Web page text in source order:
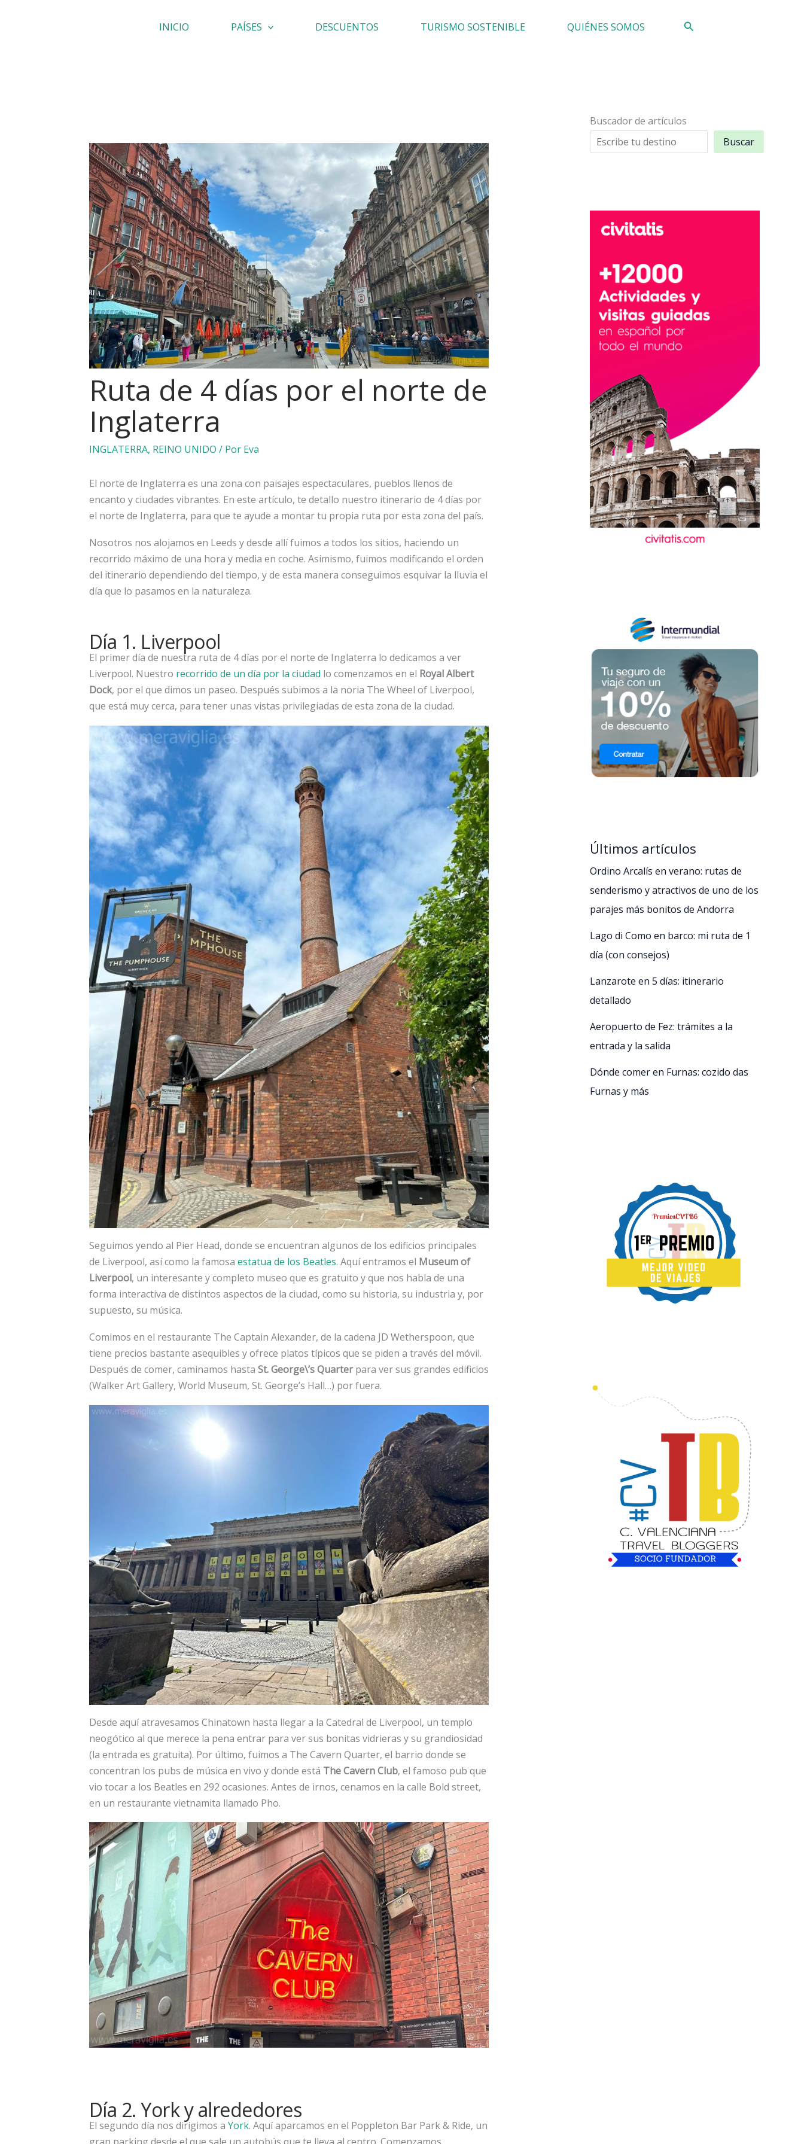
INICIO PAÍSES DESCUENTOS TURISMO SOSTENIBLE QUIÉNES SOMOS Buscar
Ruta de 4 días por el norte de
Inglaterra
INGLATERRA, REINO UNIDO / Por Eva
El norte de Inglaterra es una zona con paisajes espectaculares, pueblos llenos de
encanto y ciudades vibrantes. En este artículo, te detallo nuestro itinerario de 4 días por
el norte de Inglaterra, para que te ayude a montar tu propia ruta por esta zona del país.
Nosotros nos alojamos en Leeds y desde allí fuimos a todos los sitios, haciendo un
recorrido máximo de una hora y media en coche. Asimismo, fuimos modificando el orden
del itinerario dependiendo del tiempo, y de esta manera conseguimos esquivar la lluvia el
día que lo pasamos en la naturaleza.
Día 1. Liverpool
El primer día de nuestra ruta de 4 días por el norte de Inglaterra lo dedicamos a ver
Liverpool. Nuestro recorrido de un día por la ciudad lo comenzamos en el Royal Albert
Dock, por el que dimos un paseo. Después subimos a la noria The Wheel of Liverpool,
que está muy cerca, para tener unas vistas privilegiadas de esta zona de la ciudad.
Seguimos yendo al Pier Head, donde se encuentran algunos de los edificios principales
de Liverpool, así como la famosa estatua de los Beatles. Aquí entramos el Museum of
Liverpool, un interesante y completo museo que es gratuito y que nos habla de una
forma interactiva de distintos aspectos de la ciudad, como su historia, su industria y, por
supuesto, su música.
Comimos en el restaurante The Captain Alexander, de la cadena JD Wetherspoon, que
tiene precios bastante asequibles y ofrece platos típicos que se piden a través del móvil.
Después de comer, caminamos hasta St. George\’s Quarterpara ver sus grandes edificios
(Walker Art Gallery, World Museum, St. George’s Hall…) por fuera.
Desde aquí atravesamos Chinatown hasta llegar a la Catedral de Liverpool, un templo
neogótico al que merece la pena entrar para ver sus bonitas vidrieras y su grandiosidad
(la entrada es gratuita). Por último, fuimos a The Cavern Quarter, el barrio donde se
concentran los pubs de música en vivo y donde está The Cavern Club, el famoso pub que
vio tocar a los Beatles en 292 ocasiones. Antes de irnos, cenamos en la calle Bold street,
en un restaurante vietnamita llamado Pho.
Día 2. York y alrededores
El segundo día nos dirigimos a York. Aquí aparcamos en el Poppleton Bar Park & Ride, un
Buscador de artículos
Buscar
Últimos artículos
Ordino Arcalís en verano: rutas de
senderismo y atractivos de uno de los
parajes más bonitos de Andorra
Lago di Como en barco: mi ruta de 1
día (con consejos)
Lanzarote en 5 días: itinerario
detallado
Aeropuerto de Fez: trámites a la
entrada y la salida
Dónde comer en Furnas: cozido das
Furnas y más